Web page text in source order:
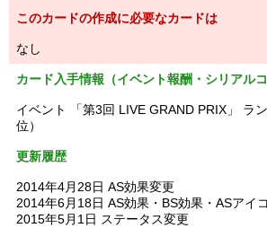
このカードの作成に必要なカードは
なし
カード入手情報（イベント報酬・シリアル
イベント 「第3回 LIVE GRAND PRIX」 ラ
位）
更新履歴
2014年4月28日 AS効果変更
2014年6月18日 AS効果・BS効果・ASアイ
2015年5月1日 ステータス変更